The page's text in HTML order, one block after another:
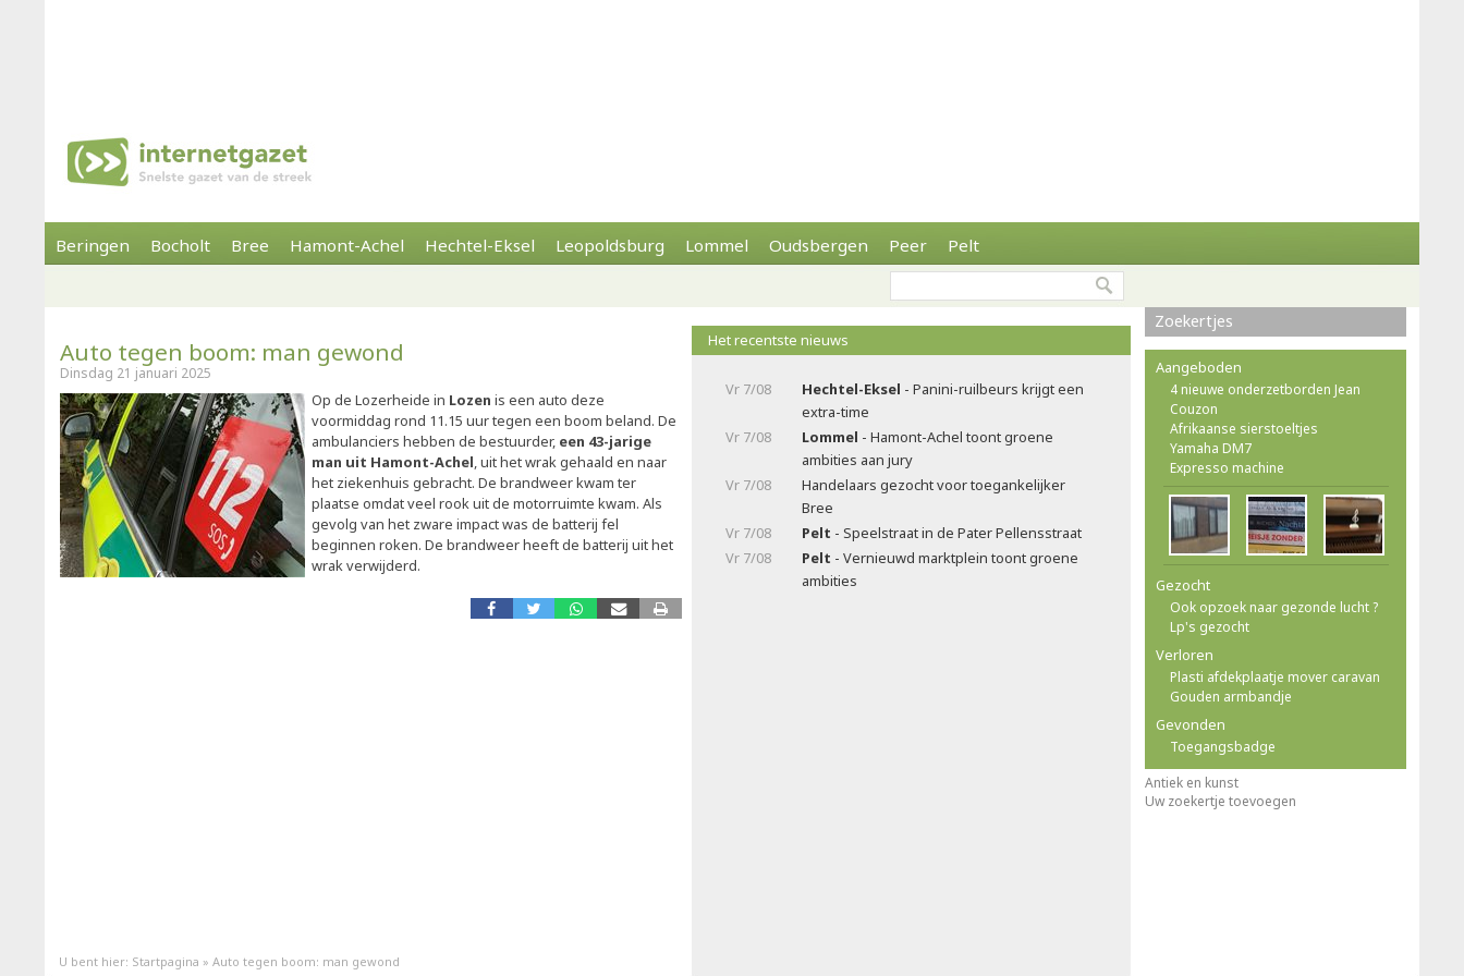
Beringen Bocholt Bree Hamont-Achel Hechtel-Eksel Leopoldsburg Lommel Oudsbergen Peer Pelt
Auto tegen boom: man gewond
Dinsdag 21 januari 2025
Op de Lozerheide in Lozen is een auto deze
voormiddag rond 11.15 uur tegen een boom beland. De
ambulanciers hebben de bestuurder, een 43-jarige
man uit Hamont-Achel, uit het wrak gehaald en naar
het ziekenhuis gebracht. De brandweer kwam ter
plaatse omdat veel rook uit de motorruimte kwam. Als
gevolg van het zware impact was de batterij fel
beginnen roken. De brandweer heeft de batterij uit het
wrak verwijderd.
Het recentste nieuws
Vr 7/08 Hechtel-Eksel - Panini-ruilbeurs krijgt een
extra-time
Vr 7/08
Lommel - Hamont-Achel toont groene
ambities aan jury
Vr 7/08
Handelaars gezocht voor toegankelijker
Bree
Vr 7/08
Pelt - Speelstraat in de Pater Pellensstraat
Vr 7/08
Pelt - Vernieuwd marktplein toont groene
ambities
Zoekertjes
Aangeboden
4 nieuwe onderzetborden Jean
Couzon
Afrikaanse sierstoeltjes
Yamaha DM7
Expresso machine
Gezocht
Ook opzoek naar gezonde lucht ?
Lp's gezocht
Verloren
Plasti afdekplaatje mover caravan
Gouden armbandje
Gevonden
Toegangsbadge
Antiek en kunst
Uw zoekertje toevoegen
U bent hier: Startpagina » Auto tegen boom: man gewond